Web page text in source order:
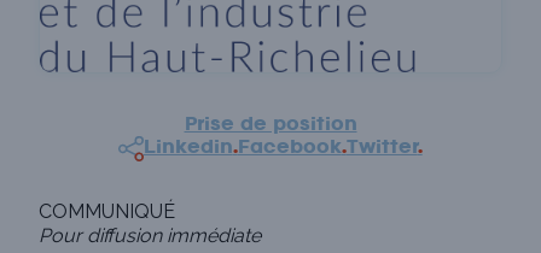
Prise de position
Linkedin.Facebook.Twitter.
COMMUNIQUÉ
Pour diffusion immédiate